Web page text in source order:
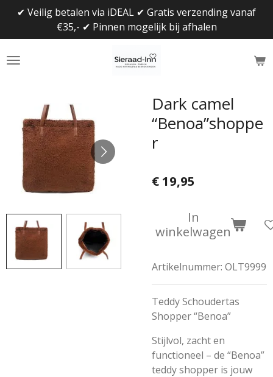
naar
de
✔ Veilig betalen via iDEAL ✔ Gratis verzending vanaf
€35,- ✔ Pinnen mogelijk bij afhalen
Dark camel
“Benoa”shoppe
r
€ 19,95
In
winkelwagen
Artikelnummer: OLT9999
Teddy Schoudertas
Shopper “Benoa”
Stijlvol, zacht en
functioneel – de “Benoa”
teddy shopper is jouw